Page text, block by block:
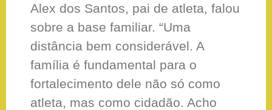
Alex dos Santos, pai de atleta, falou
sobre a base familiar. “Uma
distância bem considerável. A
família é fundamental para o
fortalecimento dele não só como
atleta, mas como cidadão. Acho